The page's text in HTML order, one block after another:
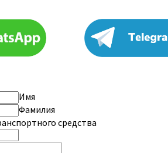
Имя
Фамилия
средства